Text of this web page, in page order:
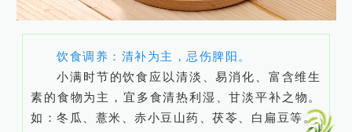
饮食调养：清补为主，忌伤脾阳。
小满时节的饮食应以清淡、易消化、富含维生
素的食物为主，宜多食清热利湿、甘淡平补之物。
如：冬瓜、薏米、赤小豆山药、茯苓、白扁豆等。